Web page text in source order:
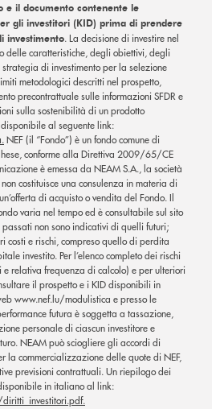
e il documento contenente le
gli investitori (KID) prima di prendere
investimento. La decisione di investire nel
delle caratteristiche, degli obiettivi, degli
di investimento per la selezione
metodologici descritti nel prospetto,
precontrattuale sulle informazioni SFDR e
sulla sostenibilità di un prodotto
al seguente link:
NEF (il “Fondo”) è un fondo comune di
conforme alla Direttiva 2009/65/CE
è emessa da NEAM S.A., la società
costituisce una consulenza in materia di
di acquisto o vendita del Fondo. Il
varia nel tempo ed è consultabile sul sito
non sono indicativi di quelli futuri;
costi e rischi, compreso quello di perdita
investito. Per l’elenco completo dei rischi
e relativa frequenza di calcolo) e per ulteriori
il prospetto e i KID disponibili in
www.nef.lu/modulistica e presso le
futura è soggetta a tassazione,
personale di ciascun investitore e
NEAM può sciogliere gli accordi di
la commercializzazione delle quote di NEF,
previsioni contrattuali. Un riepilogo dei
in italiano al link: